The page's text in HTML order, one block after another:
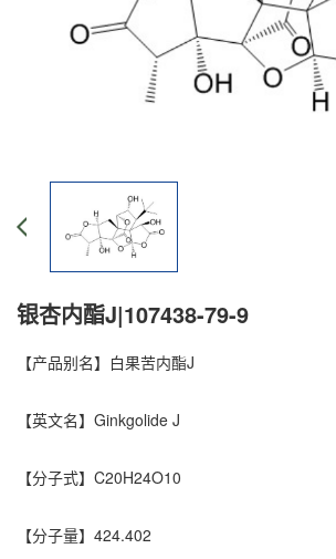
银杏内酯J|107438-79-9
【产品别名】 白果苦内酯J
【英文名】 Ginkgolide J
【分子式】 C20H24O10
【分子量】 424.402